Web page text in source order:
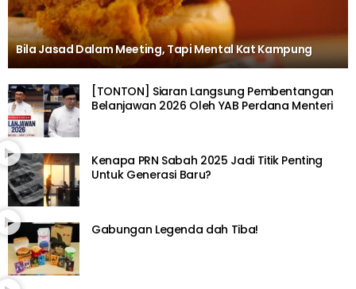
Bila Jasad Dalam Meeting, Tapi Mental Kat Kampung
[TONTON] Siaran Langsung Pembentangan
Belanjawan 2026 Oleh YAB Perdana Menteri
Kenapa PRN Sabah 2025 Jadi Titik Penting
Untuk Generasi Baru?
Gabungan Legenda dah Tiba!